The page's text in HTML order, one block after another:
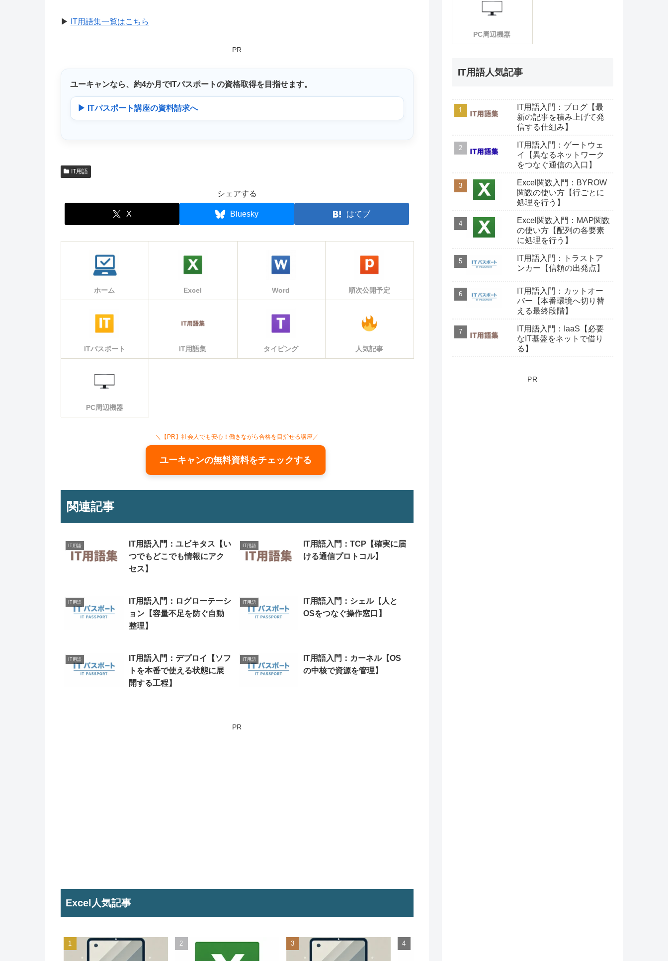
▶ IT用語集一覧はこちら
PR
ユーキャンなら、 約4か月 でITパスポートの資格取得を目指せます。
▶ ITパスポート講座の資料請求へ
IT用語
シェアする
X Bluesky はてブ
ホーム Excel Word 順次公開予定
ITパスポート IT用語集 タイピング 人気記事
PC周辺機器
＼【PR】社会人でも安心！働きながら合格を目指せる講座／
ユーキャンの無料資料をチェックする
関連記事
IT用語
IT用語入門：ユビキタス【い
つでもどこでも情報にアク
セス】
IT用語
IT用語入門：TCP【確実に届
ける通信プロトコル】
IT用語
IT用語入門：ログローテーシ
ョン【容量不足を防ぐ自動
整理】
IT用語
IT用語入門：シェル【人と
OSをつなぐ操作窓口】
IT用語
IT用語入門：デプロイ【ソフ
トを本番で使える状態に展
開する工程】
IT用語
IT用語入門：カーネル【OS
の中核で資源を管理】
PR
Excel人気記事
PC周辺機器
IT用語人気記事
IT用語入門：ブログ【最
新の記事を積み上げて発
信する仕組み】
IT用語入門：ゲートウェ
イ【異なるネットワーク
をつなぐ通信の入口】
Excel関数入門：BYROW
関数の使い方【行ごとに
処理を行う】
Excel関数入門：MAP関数
の使い方【配列の各要素
に処理を行う】
IT用語入門：トラストア
ンカー【信頼の出発点】
IT用語入門：カットオー
バー【本番環境へ切り替
える最終段階】
IT用語入門：IaaS【必要
なIT基盤をネットで借り
る】
PR